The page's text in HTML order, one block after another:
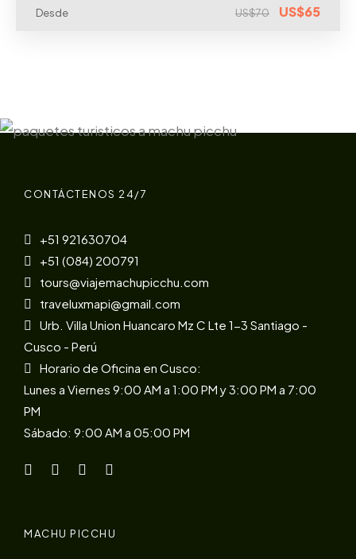
Desde US$70 US$65
CONTÁCTENOS 24/7
+51 921630704
+51 (084) 200791
tours@viajemachupicchu.com
traveluxmapi@gmail.com
Urb. Villa Union Huancaro Mz C Lte 1-3 Santiago -
Cusco - Perú
Horario de Oficina en Cusco:
Lunes a Viernes 9:00 AM a 1:00 PM y 3:00 PM a 7:00
PM
Sábado: 9:00 AM a 05:00 PM
MACHU PICCHU